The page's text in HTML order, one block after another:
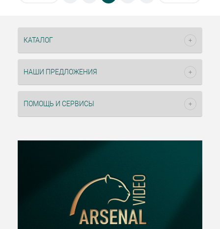
КАТАЛОГ
НАШИ ПРЕДЛОЖЕНИЯ
ПОМОЩЬ И СЕРВИСЫ